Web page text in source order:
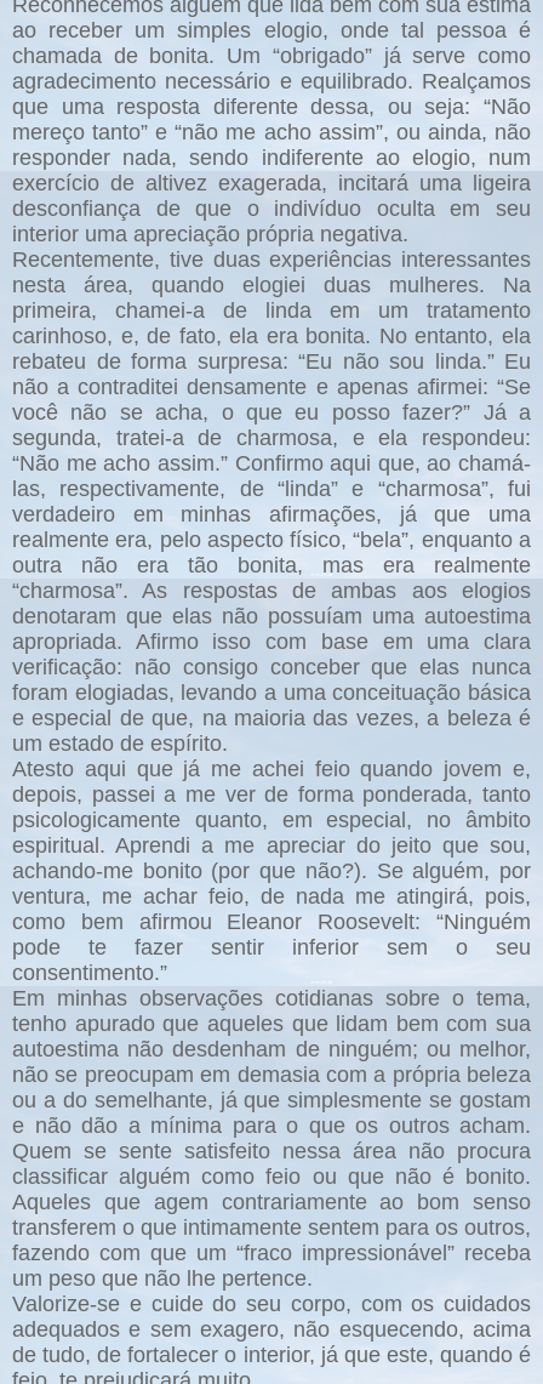
ao receber um simples elogio, onde tal pessoa é
chamada de bonita. Um “obrigado” já serve como
agradecimento necessário e equilibrado. Realçamos
que uma resposta diferente dessa, ou seja: “Não
mereço tanto” e “não me acho assim”, ou ainda, não
responder nada, sendo indiferente ao elogio, num
exercício de altivez exagerada, incitará uma ligeira
desconfiança de que o indivíduo oculta em seu
interior uma apreciação própria negativa.
Recentemente, tive duas experiências interessantes
nesta área, quando elogiei duas mulheres. Na
primeira, chamei-a de linda em um tratamento
carinhoso, e, de fato, ela era bonita. No entanto, ela
rebateu de forma surpresa: “Eu não sou linda.” Eu
não a contraditei densamente e apenas afirmei: “Se
você não se acha, o que eu posso fazer?” Já a
segunda, tratei-a de charmosa, e ela respondeu:
“Não me acho assim.” Confirmo aqui que, ao chamá-
las, respectivamente, de “linda” e “charmosa”, fui
verdadeiro em minhas afirmações, já que uma
realmente era, pelo aspecto físico, “bela”, enquanto a
outra não era tão bonita, mas era realmente
“charmosa”. As respostas de ambas aos elogios
denotaram que elas não possuíam uma autoestima
apropriada. Afirmo isso com base em uma clara
verificação: não consigo conceber que elas nunca
foram elogiadas, levando a uma conceituação básica
e especial de que, na maioria das vezes, a beleza é
um estado de espírito.
Atesto aqui que já me achei feio quando jovem e,
depois, passei a me ver de forma ponderada, tanto
psicologicamente quanto, em especial, no âmbito
espiritual. Aprendi a me apreciar do jeito que sou,
achando-me bonito (por que não?). Se alguém, por
ventura, me achar feio, de nada me atingirá, pois,
como bem afirmou Eleanor Roosevelt: “Ninguém
pode te fazer sentir inferior sem o seu
consentimento.”
Em minhas observações cotidianas sobre o tema,
tenho apurado que aqueles que lidam bem com sua
autoestima não desdenham de ninguém; ou melhor,
não se preocupam em demasia com a própria beleza
ou a do semelhante, já que simplesmente se gostam
e não dão a mínima para o que os outros acham.
Quem se sente satisfeito nessa área não procura
classificar alguém como feio ou que não é bonito.
Aqueles que agem contrariamente ao bom senso
transferem o que intimamente sentem para os outros,
fazendo com que um “fraco impressionável” receba
um peso que não lhe pertence.
Valorize-se e cuide do seu corpo, com os cuidados
adequados e sem exagero, não esquecendo, acima
de tudo, de fortalecer o interior, já que este, quando é